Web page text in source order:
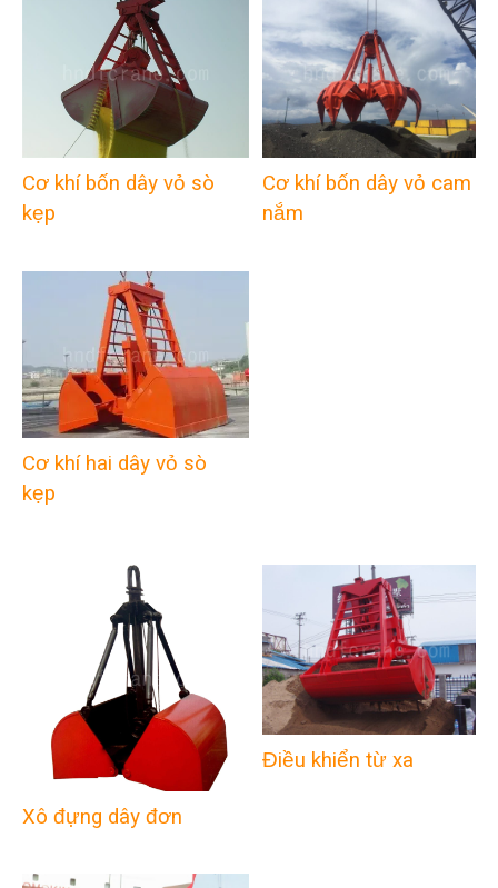
Cơ khí bốn dây vỏ sò
kẹp
Cơ khí bốn dây vỏ cam
nắm
Cơ khí hai dây vỏ sò
kẹp
Xô đựng dây đơn
Điều khiển từ xa